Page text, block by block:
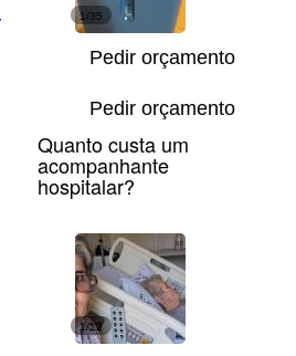
1/35
Pedir orçamento
Pedir orçamento
1/12
Quanto custa um
acompanhante
hospitalar?